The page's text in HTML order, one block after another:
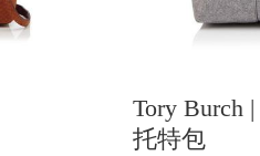
Tory Burch |
托特包